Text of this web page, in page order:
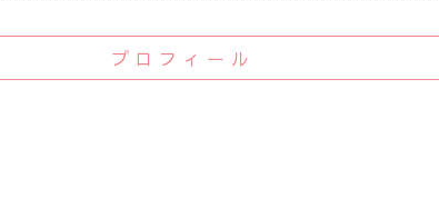
プロフィール